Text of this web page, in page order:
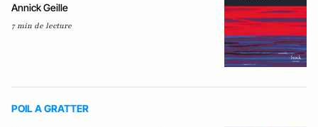
Annick Geille
7 min de lecture
POIL A GRATTER